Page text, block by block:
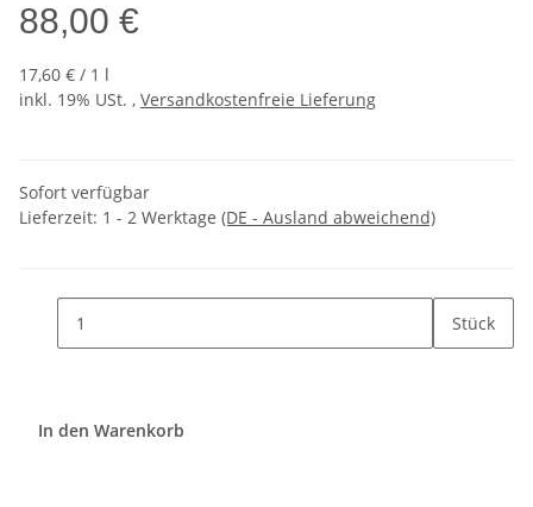
88,00 €
17,60 € / 1 l
inkl. 19% USt. , Versandkostenfreie Lieferung
Sofort verfügbar
Lieferzeit: 1 - 2 Werktage (DE - Ausland abweichend)
Stück
In den Warenkorb